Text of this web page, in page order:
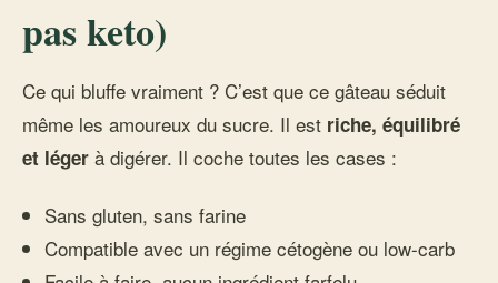
pas keto)
Ce qui bluffe vraiment ? C’est que ce gâteau séduit
même les amoureux du sucre. Il est riche, équilibré
et léger à digérer. Il coche toutes les cases :
Sans gluten, sans farine
Compatible avec un régime cétogène ou low-carb